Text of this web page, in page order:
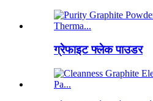
ग्रेफाइट फ्लेक पाउडर